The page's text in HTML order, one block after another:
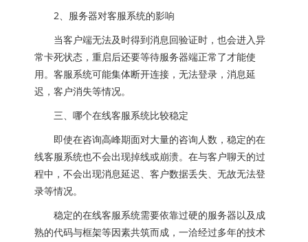
2、服务器对客服系统的影响
当客户端无法及时得到消息回验证时，也会进入异
常卡死状态，重启后还要等待服务器端正常了才能使
用。客服系统可能集体断开连接，无法登录，消息延
迟，客户消失等情况。
三、哪个在线客服系统比较稳定
即使在咨询高峰期面对大量的咨询人数，稳定的在
线客服系统也不会出现掉线或崩溃。在与客户聊天的过
程中，不会出现消息延迟、客户数据丢失、无故无法登
录等情况。
稳定的在线客服系统需要依靠过硬的服务器以及成
熟的代码与框架等因素共筑而成，一洽经过多年的技术